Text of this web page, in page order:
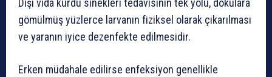
Dişi vida kurdu sinekleri tedavisinin tek yolu, dokulara
gömülmüş yüzlerce larvanın fiziksel olarak çıkarılması
ve yaranın iyice dezenfekte edilmesidir.
Erken müdahale edilirse enfeksiyon genellikle